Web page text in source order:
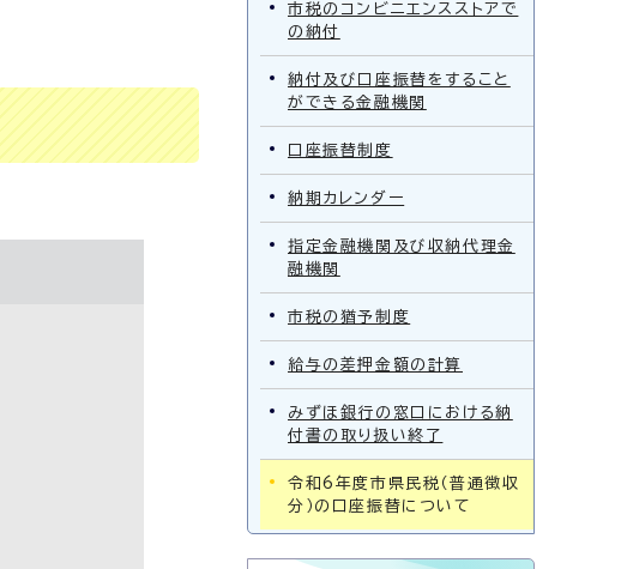
市税のコンビニエンスストアで
の納付
納付及び口座振替をすること
ができる金融機関
口座振替制度
納期カレンダー
指定金融機関及び収納代理金
融機関
市税の猶予制度
給与の差押金額の計算
みずほ銀行の窓口における納
付書の取り扱い終了
令和6年度市県民税（普通徴収
分）の口座振替について